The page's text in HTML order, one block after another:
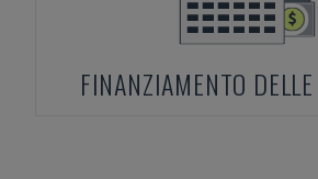
FINANZIAMENTO